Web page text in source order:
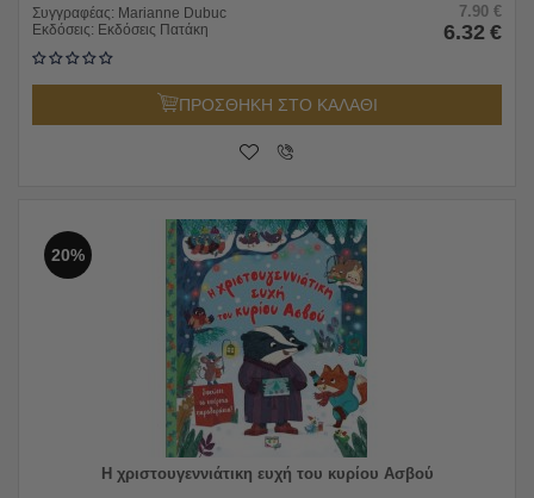
Συγγραφέας: Marianne Dubuc
Εκδόσεις: Εκδόσεις Πατάκη
7.90 €
6.32 €
ΠΡΟΣΘΗΚΗ ΣΤΟ ΚΑΛΑΘΙ
20%
Η χριστουγεννιάτικη ευχή του κυρίου Ασβού